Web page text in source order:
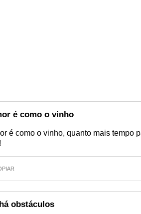
é como o vinho
é como o vinho, quanto mais tempo
obstáculos